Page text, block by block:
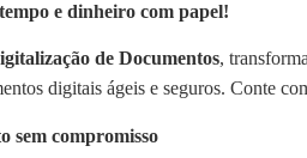
e dinheiro com papel!
de Documentos,
digitais ágeis e seguros. Conte
sem compromisso